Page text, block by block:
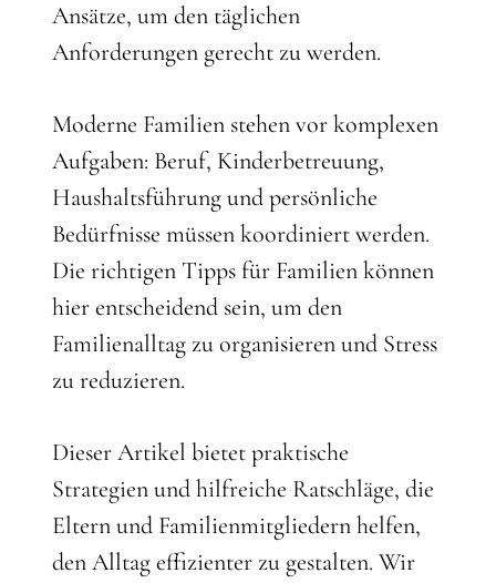
Ansätze, um den täglichen
Anforderungen gerecht zu werden.
Moderne Familien stehen vor komplexen
Aufgaben: Beruf, Kinderbetreuung,
Haushaltsführung und persönliche
Bedürfnisse müssen koordiniert werden.
Die richtigen Tipps für Familien können
hier entscheidend sein, um den
Familienalltag zu organisieren und Stress
zu reduzieren.
Dieser Artikel bietet praktische
Strategien und hilfreiche Ratschläge, die
Eltern und Familienmitgliedern helfen,
den Alltag effizienter zu gestalten. Wir